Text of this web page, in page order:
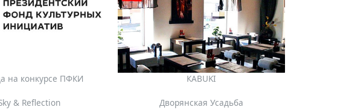
на конкурсе ПФКИ КАBUKI
& Reflection Дворянская Усадьба